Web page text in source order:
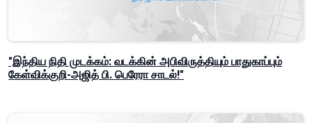
"இந்திய நிதி முடக்கம்: வடக்கின் அபிவிருத்தியும் பாதுகாப்பும்
கேள்விக்குறி-அஜித் பி. பெரேரா சாடல்!"